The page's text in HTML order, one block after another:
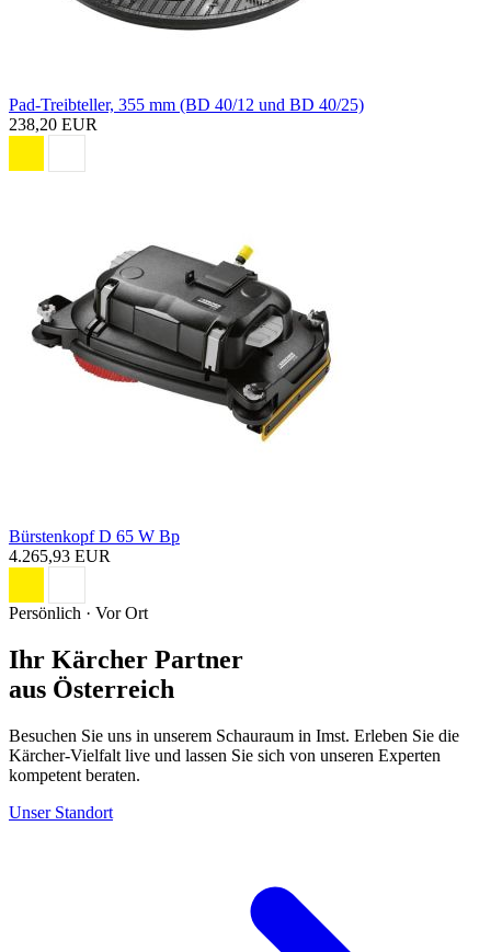
Pad-Treibteller, 355 mm (BD 40/12 und BD 40/25)
238,20 EUR
Bürstenkopf D 65 W Bp
4.265,93 EUR
Persönlich · Vor Ort
Ihr Kärcher Partner
aus Österreich
Besuchen Sie uns in unserem Schauraum in Imst. Erleben Sie die
Kärcher-Vielfalt live und lassen Sie sich von unseren Experten
kompetent beraten.
Unser Standort